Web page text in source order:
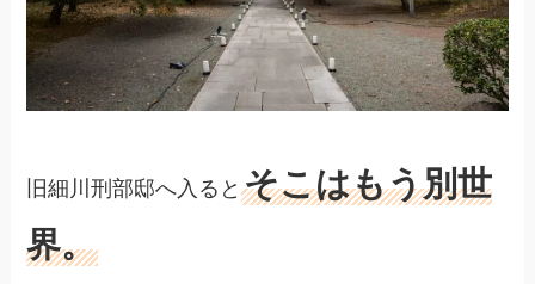
旧細川刑部邸へ入るとそこはもう別世
界。